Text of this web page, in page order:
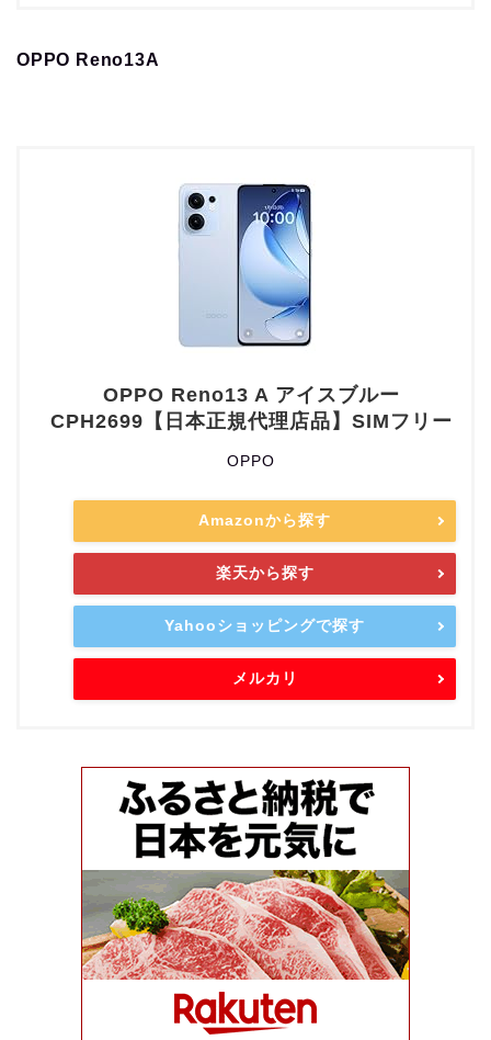
OPPO Reno13A
OPPO Reno13 A アイスブルー
CPH2699【日本正規代理店品】SIMフリー
OPPO
Amazonから探す
楽天から探す
Yahooショッピングで探す
メルカリ